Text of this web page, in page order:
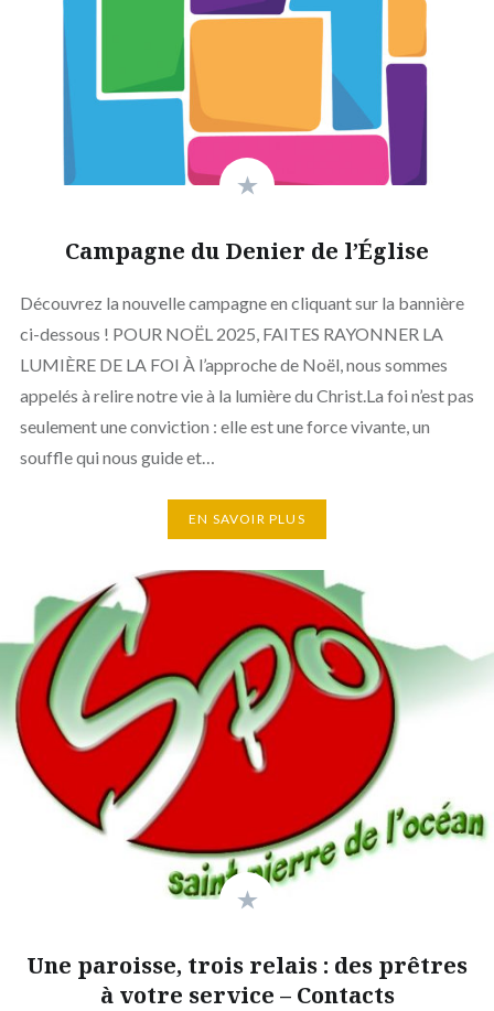
Campagne du Denier de l’Église
Découvrez la nouvelle campagne en cliquant sur la bannière
ci-dessous ! POUR NOËL 2025, FAITES RAYONNER LA
LUMIÈRE DE LA FOI À l’approche de Noël, nous sommes
appelés à relire notre vie à la lumière du Christ.La foi n’est pas
seulement une conviction : elle est une force vivante, un
souffle qui nous guide et…
EN SAVOIR PLUS
Une paroisse, trois relais : des prêtres
à votre service – Contacts